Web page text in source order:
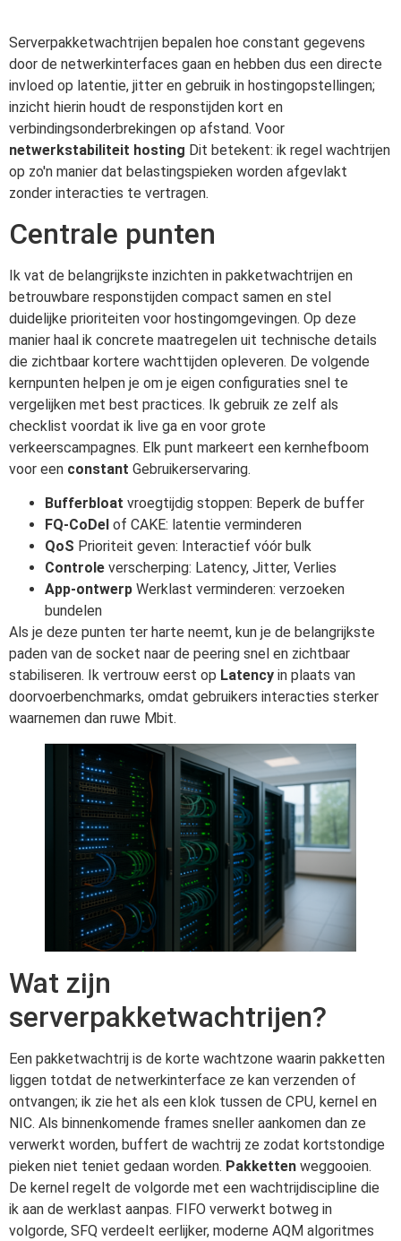
Serverpakketwachtrijen bepalen hoe constant gegevens
door de netwerkinterfaces gaan en hebben dus een directe
invloed op latentie, jitter en gebruik in hostingopstellingen;
inzicht hierin houdt de responstijden kort en
verbindingsonderbrekingen op afstand. Voor
netwerkstabiliteit hosting Dit betekent: ik regel wachtrijen
op zo'n manier dat belastingspieken worden afgevlakt
zonder interacties te vertragen.
Centrale punten
Ik vat de belangrijkste inzichten in pakketwachtrijen en
betrouwbare responstijden compact samen en stel
duidelijke prioriteiten voor hostingomgevingen. Op deze
manier haal ik concrete maatregelen uit technische details
die zichtbaar kortere wachttijden opleveren. De volgende
kernpunten helpen je om je eigen configuraties snel te
vergelijken met best practices. Ik gebruik ze zelf als
checklist voordat ik live ga en voor grote
verkeerscampagnes. Elk punt markeert een kernhefboom
voor een constant Gebruikerservaring.
Bufferbloat vroegtijdig stoppen: Beperk de buffer
FQ-CoDel of CAKE: latentie verminderen
QoS Prioriteit geven: Interactief vóór bulk
Controle verscherping: Latency, Jitter, Verlies
App-ontwerp Werklast verminderen: verzoeken
bundelen
Als je deze punten ter harte neemt, kun je de belangrijkste
paden van de socket naar de peering snel en zichtbaar
stabiliseren. Ik vertrouw eerst op Latency in plaats van
doorvoerbenchmarks, omdat gebruikers interacties sterker
waarnemen dan ruwe Mbit.
Wat zijn
serverpakketwachtrijen?
Een pakketwachtrij is de korte wachtzone waarin pakketten
liggen totdat de netwerkinterface ze kan verzenden of
ontvangen; ik zie het als een klok tussen de CPU, kernel en
NIC. Als binnenkomende frames sneller aankomen dan ze
verwerkt worden, buffert de wachtrij ze zodat kortstondige
pieken niet teniet gedaan worden. Pakketten weggooien.
De kernel regelt de volgorde met een wachtrijdiscipline die
ik aan de werklast aanpas. FIFO verwerkt botweg in
volgorde, SFQ verdeelt eerlijker, moderne AQM algoritmes